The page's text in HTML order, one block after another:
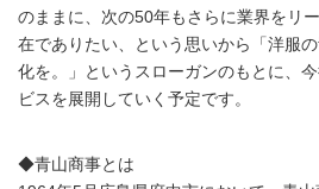
のままに、次の50年もさらに業界をリ
在でありたい、という思いから「洋服
化を。」というスローガンのもとに、
ビスを展開していく予定です。
◆青山商事とは